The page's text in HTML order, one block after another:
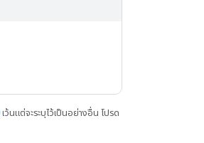
เว้นแต่จะระบุไว้เป็นอย่างอื่น โปรด